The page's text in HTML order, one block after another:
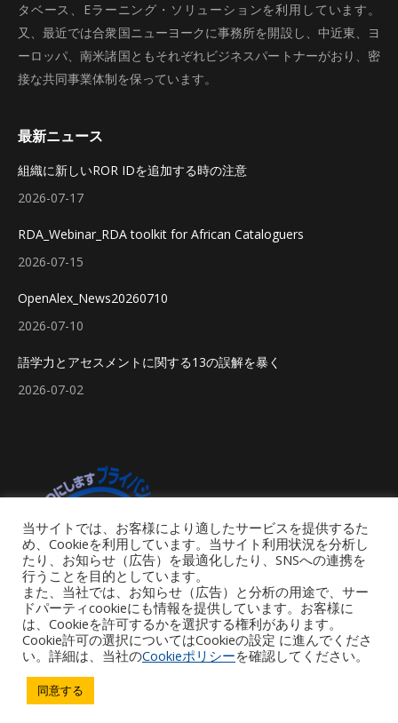
タベース、Eラーニング・ソリューションを利用しています。
又、最近では合衆国ニューヨークに事務所を開設し、中近東、ヨ
ーロッパ、南米諸国ともそれぞれビジネスパートナーがおり、密
接な共同事業体制を保っています。
最新ニュース
組織に新しいROR IDを追加する時の注意
2026-07-17
RDA_Webinar_RDA toolkit for African Cataloguers
2026-07-15
OpenAlex_News20260710
2026-07-10
語学力とアセスメントに関する13の誤解を暴く
2026-07-02
Copyright © 2026 iGroup Japan. All rights reserved. Powered by iGroup
当サイトでは、お客様により適したサービスを提供するた
め、Cookieを利用しています。当サイト利用状況を分析し
たり、お知らせ（広告）を最適化したり、SNSへの連携を
行うことを目的としています。
また、当社では、お知らせ（広告）と分析の用途で、サー
ドパーティcookieにも情報を提供しています。お客様に
は、Cookieを許可するかを選択する権利があります。
Cookie許可の選択についてはCookieの設定 に進んでくださ
い。詳細は、当社のCookieポリシーを確認してください。
同意する